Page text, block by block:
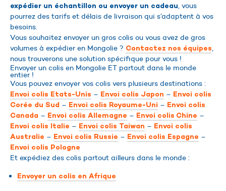
expédier un échantillon ou envoyer un cadeau, vous
pourrez des tarifs et délais de livraison qui s’adaptent à vos
besoins.
Vous souhaitez envoyer un gros colis ou vous avez de gros
volumes à expédier en Mongolie ? Contactez nos équipes,
nous trouverons une solution spécifique pour vous !
Envoyer un colis en Mongolie ET partout dans le monde
entier !
Vous pouvez envoyer vos colis vers plusieurs destinations :
Envoi colis Etats-Unis – Envoi colis Japon – Envoi colis
Corée du Sud – Envoi colis Royaume-Uni – Envoi colis
Canada – Envoi colis Allemagne – Envoi colis Chine –
Envoi colis Italie – Envoi colis Taiwan – Envoi colis
Australie – Envoi colis Russie – Envoi colis Espagne –
Envoi colis Pologne
Et expédiez des colis partout ailleurs dans le monde :
Envoyer un colis en Afrique